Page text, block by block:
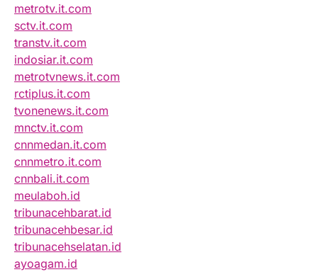
metrotv.it.com
sctv.it.com
transtv.it.com
indosiar.it.com
metrotvnews.it.com
rctiplus.it.com
tvonenews.it.com
mnctv.it.com
cnnmedan.it.com
cnnmetro.it.com
cnnbali.it.com
meulaboh.id
tribunacehbarat.id
tribunacehbesar.id
tribunacehselatan.id
ayoagam.id